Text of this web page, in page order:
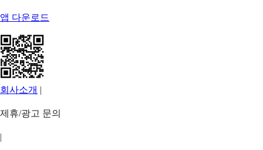
앱 다운로드
회사소개 |
제휴/광고 문의
|